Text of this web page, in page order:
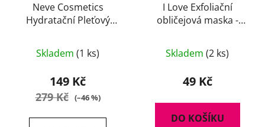
Neve Cosmetics
Hydratační Pleťový
Skladem (1 ks)
149 Kč
279 Kč (–46 %)
I Love Exfoliační
obličejová maska -
Skladem (2 ks)
49 Kč
DO KOŠÍKU